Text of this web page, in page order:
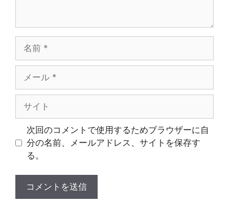
ル
次回のコメントで使用するためブラウザーに自
分の名前、メールアドレス、サイトを保存す
る。